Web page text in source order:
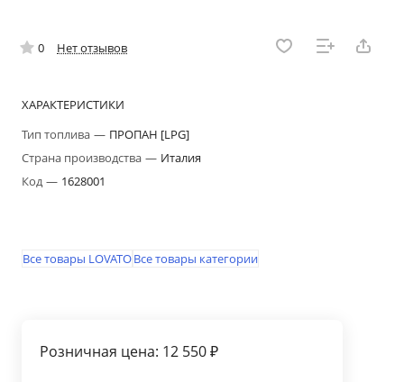
0 Нет отзывов
ХАРАКТЕРИСТИКИ
Тип топлива — ПРОПАН [LPG]
Страна производства — Италия
Код— 1628001
Все товары LOVATOВсе товары категории
Розничная цена: 12 550 ₽